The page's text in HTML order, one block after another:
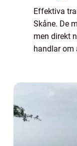
Effektiva
Skåne. De
men direkt
handlar om